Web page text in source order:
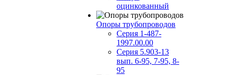
оцинкованный
Опоры трубопроводов
Серия 1-487-
1997.00.00
Серия 5.903-13
вып. 6-95, 7-95, 8-
95